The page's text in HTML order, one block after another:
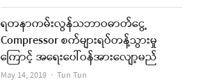
ရတနာကမ်းလွန်သဘာဝဓာတ်ငွေ့
Compressor စက်များရပ်တန့်သွားမှု
ကြောင့် အရေးပေါ်ဝန်အားလျော့မည်
May 14, 2019 Author
Tun Tun